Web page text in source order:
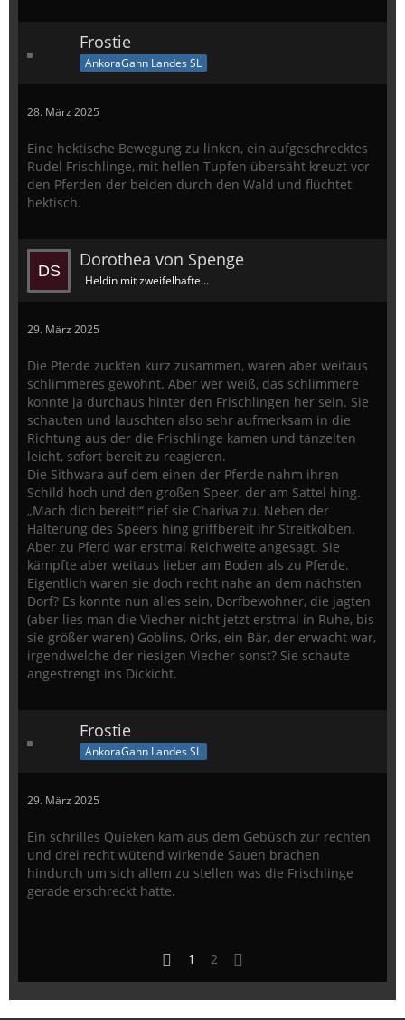
Frostie
AnkoraGahn Landes SL
28. März 2025
Eine hektische Bewegung zu linken, ein aufgeschrecktes
Rudel Frischlinge, mit hellen Tupfen übersäht kreuzt vor
den Pferden der beiden durch den Wald und flüchtet
hektisch.
Dorothea von Spenge
Heldin mit zweifelhaftem Ruf
29. März 2025
Die Pferde zuckten kurz zusammen, waren aber weitaus
schlimmeres gewohnt. Aber wer weiß, das schlimmere
konnte ja durchaus hinter den Frischlingen her sein. Sie
schauten und lauschten also sehr aufmerksam in die
Richtung aus der die Frischlinge kamen und tänzelten
leicht, sofort bereit zu reagieren.
Die Sithwara auf dem einen der Pferde nahm ihren
Schild hoch und den großen Speer, der am Sattel hing.
„Mach dich bereit!“ rief sie Chariva zu. Neben der
Halterung des Speers hing griffbereit ihr Streitkolben.
Aber zu Pferd war erstmal Reichweite angesagt. Sie
kämpfte aber weitaus lieber am Boden als zu Pferde.
Eigentlich waren sie doch recht nahe an dem nächsten
Dorf? Es konnte nun alles sein, Dorfbewohner, die jagten
(aber lies man die Viecher nicht jetzt erstmal in Ruhe, bis
sie größer waren) Goblins, Orks, ein Bär, der erwacht war,
irgendwelche der riesigen Viecher sonst? Sie schaute
angestrengt ins Dickicht.
Frostie
AnkoraGahn Landes SL
29. März 2025
Ein schrilles Quieken kam aus dem Gebüsch zur rechten
und drei recht wütend wirkende Sauen brachen
hindurch um sich allem zu stellen was die Frischlinge
gerade erschreckt hatte.
1 2